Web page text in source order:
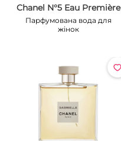
Chanel N°5 Eau Première
Парфумована вода для
жінок